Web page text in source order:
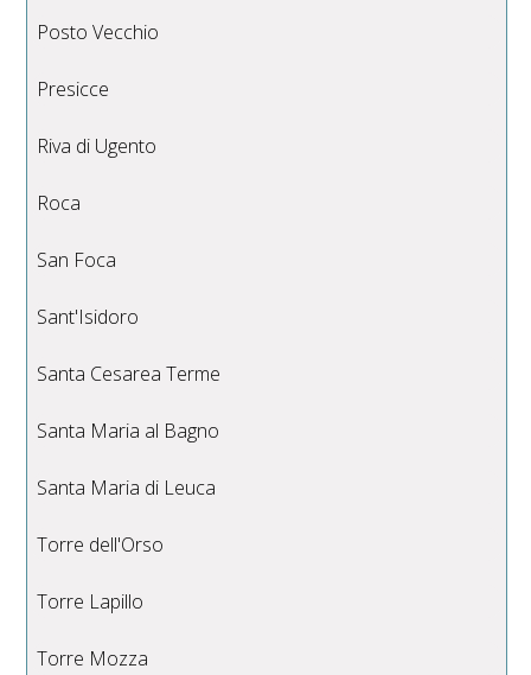
Posto Vecchio
Presicce
Riva di Ugento
Roca
San Foca
Sant'Isidoro
Santa Cesarea Terme
Santa Maria al Bagno
Santa Maria di Leuca
Torre dell'Orso
Torre Lapillo
Torre Mozza